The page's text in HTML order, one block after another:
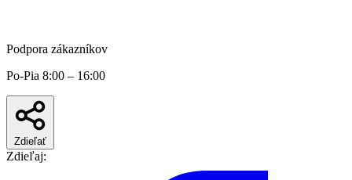
Podpora zákazníkov
Po-Pia 8:00 – 16:00
Zdieľať
Zdieľaj: